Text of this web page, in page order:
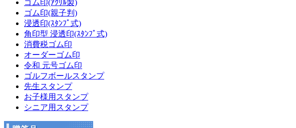
ゴム印(ｱｸﾘﾙ製)
ゴム印(親子判)
浸透印(ｽﾀﾝﾌﾟ式)
角印型 浸透印(ｽﾀﾝﾌﾟ式)
消費税ゴム印
オーダーゴム印
令和 元号ゴム印
ゴルフボールスタンプ
先生スタンプ
お子様用スタンプ
シニア用スタンプ